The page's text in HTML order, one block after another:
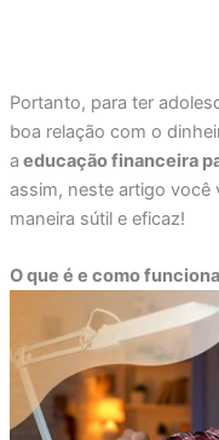
Portanto, para ter
boa relação com o
a educação financeira
assim, neste artigo você
maneira sútil e eficaz!
O que é e como